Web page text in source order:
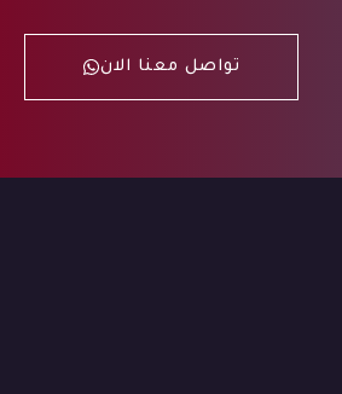
تواصل معنا الان